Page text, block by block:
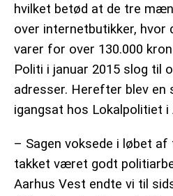
hvilket betød at de tre
over internetbutikker, hvor
varer for over 130.000
Politi i januar 2015 slog til
adresser. Herefter blev
igangsat hos Lokalpolitiet i
– Sagen voksede i løbet
takket været godt
Aarhus Vest endte vi til